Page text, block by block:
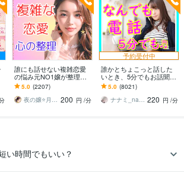
誰にも話せない複雑恋愛
の悩み元NO1嬢が整理し
ます 夜職女性への恋・夜
職恋愛・不倫・片思い・
年の差・遠距離・失恋
5.0 (2207)
夜の嬢⭐月島みと｜複雑恋愛カウンセラー 200 円 /分
予約受付中
誰かとちょこっと話した
いとき、5分でもお話聞き
ます 疲れた～、でもカウ
ンセリングじゃない、な
んとなく雑談聞いて～
5.0 (8021)
ナナミ_nanami 220 円 /分
い時間でもいい？